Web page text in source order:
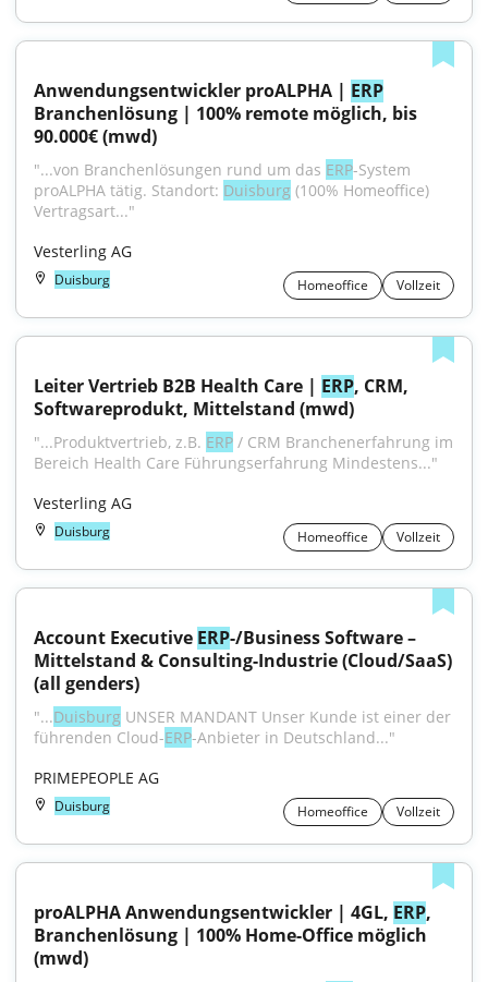
Anwendungsentwickler proALPHA | ERP
Branchenlösung | 100% remote möglich, bis
90.000€ (mwd)
"...von Branchenlösungen rund um das ERP-System
proALPHA tätig. Standort: Duisburg (100% Homeoffice)
Vertragsart..."
Vesterling AG
Duisburg Homeoffice Vollzeit
Leiter Vertrieb B2B Health Care | ERP, CRM,
Softwareprodukt, Mittelstand (mwd)
"...Produktvertrieb, z.B. ERP / CRM Branchenerfahrung im
Bereich Health Care Führungserfahrung Mindestens..."
Vesterling AG
Duisburg Homeoffice Vollzeit
Account Executive ERP-/Business Software –
Mittelstand & Consulting-Industrie (Cloud/SaaS)
(all genders)
"...Duisburg UNSER MANDANT Unser Kunde ist einer der
führenden Cloud-ERP-Anbieter in Deutschland..."
PRIMEPEOPLE AG
Duisburg Homeoffice Vollzeit
proALPHA Anwendungsentwickler | 4GL, ERP,
Branchenlösung | 100% Home-Office möglich
(mwd)